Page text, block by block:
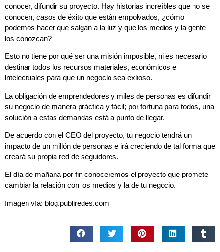
conocer, difundir su proyecto. Hay historias increíbles que no se
conocen, casos de éxito que están empolvados, ¿cómo
podemos hacer que salgan a la luz y que los medios y la gente
los conozcan?
Esto no tiene por qué ser una misión imposible, ni es necesario
destinar todos los recursos materiales, económicos e
intelectuales para que un negocio sea exitoso.
La obligación de emprendedores y miles de personas es difundir
su negocio de manera práctica y fácil; por fortuna para todos, una
solución a estas demandas está a punto de llegar.
De acuerdo con el CEO del proyecto, tu negocio tendrá un
impacto de un millón de personas e irá creciendo de tal forma que
creará su propia red de seguidores.
El día de mañana por fin conoceremos el proyecto que promete
cambiar la relación con los medios y la de tu negocio.
Imagen vía: blog.publiredes.com